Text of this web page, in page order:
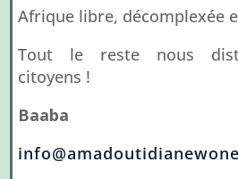
Afrique libre, décomplexée
Tout le reste nous
citoyens !
Baaba